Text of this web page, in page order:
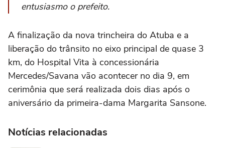
entusiasmo o prefeito.
A finalização da nova trincheira do Atuba e a
liberação do trânsito no eixo principal de quase 3
km, do Hospital Vita à concessionária
Mercedes/Savana vão acontecer no dia 9, em
cerimônia que será realizada dois dias após o
aniversário da primeira-dama Margarita Sansone.
Notícias relacionadas